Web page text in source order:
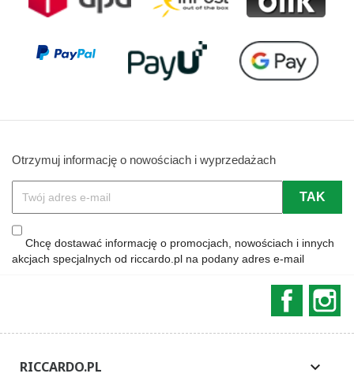
Otrzymuj informację o nowościach i wyprzedażach
Chcę dostawać informację o promocjach, nowościach i innych
akcjach specjalnych od riccardo.pl na podany adres e-mail
RICCARDO.PL 